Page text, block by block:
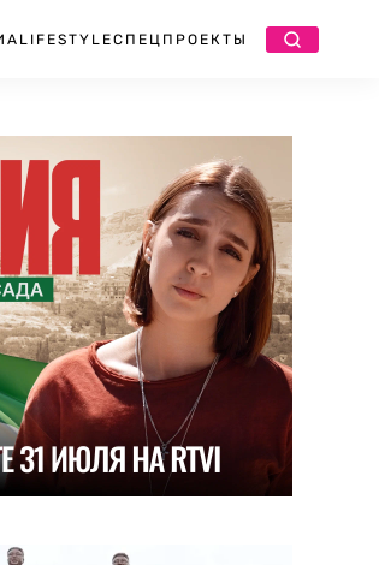
LIFESTYLEСПЕЦПРОЕКТЫ